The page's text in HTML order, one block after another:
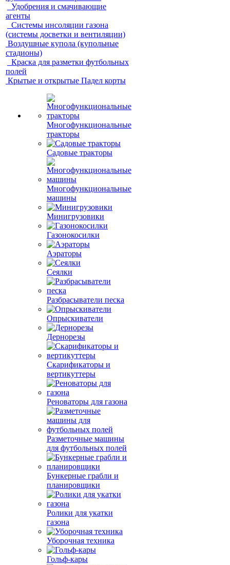
Удобрения и смачивающие
агенты
Системы инсоляции газона
(системы досветки и вентиляции)
Воздушные купола (купольные
стадионы)
Краска для разметки футбольных
полей
Крытые и открытые Падел корты
Многофункциональные
тракторы
Садовые тракторы
Многофункциональные
машины
Минигрузовики
Газонокосилки
Аэраторы
Сеялки
Разбрасыватели песка
Опрыскиватели
Дернорезы
Скарификаторы и
вертикуттеры
Реноваторы для газона
Разметочные машины
для футбольных полей
Бункерные грабли и
планировщики
Ролики для укатки
газона
Уборочная техника
Гольф-кары